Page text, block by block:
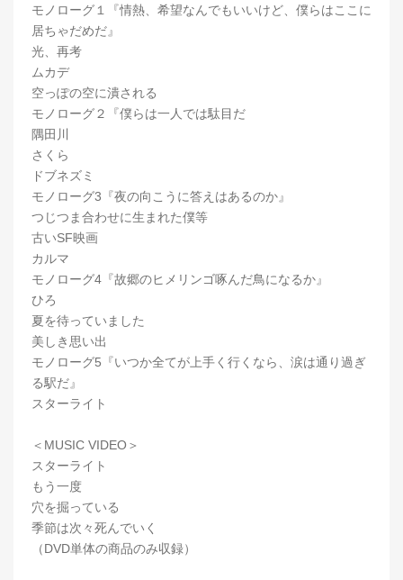
モノローグ１『情熱、希望なんでもいいけど、僕らはここに
居ちゃだめだ』
光、再考
ムカデ
空っぽの空に潰される
モノローグ２『僕らは一人では駄目だ
隅田川
さくら
ドブネズミ
モノローグ3『夜の向こうに答えはあるのか』
つじつま合わせに生まれた僕等
古いSF映画
カルマ
モノローグ4『故郷のヒメリンゴ啄んだ鳥になるか』
ひろ
夏を待っていました
美しき思い出
モノローグ5『いつか全てが上手く行くなら、涙は通り過ぎ
る駅だ』
スターライト
＜MUSIC VIDEO＞
スターライト
もう一度
穴を掘っている
季節は次々死んでいく
（DVD単体の商品のみ収録）